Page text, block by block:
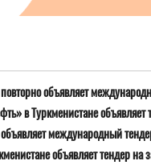
объявляет
в Туркменистане
международный
объявляет тендер на